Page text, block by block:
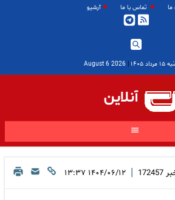
ما تماس با ما آرشیو
۱۴۰۵ |
2026 August 6
آنلاین
172457
| ۱۴۰۴/۰۶/۱۲ ۱۳:۳۷